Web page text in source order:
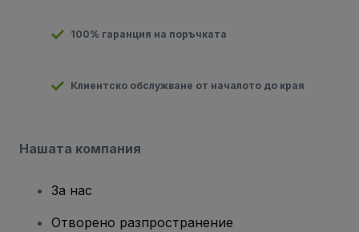
100% гаранция на поръчката
Клиентско обслужване от началото до края
Нашата компания
За нас
Отворено разпространение